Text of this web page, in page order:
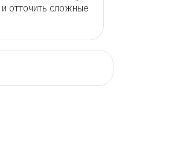
отточить сложные